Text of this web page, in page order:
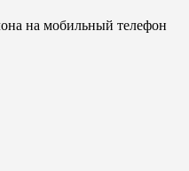
на мобильный телефон